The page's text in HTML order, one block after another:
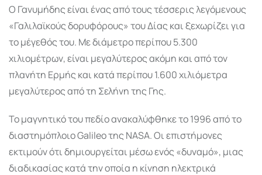
Ο Γανυμήδης είναι ένας από τους τέσσερις λεγόμενους
«Γαλιλαϊκούς δορυφόρους» τουΔίας και ξεχωρίζει για
το μέγεθός του. Με διάμετρο περίπου 5.300
χιλιομέτρων, είναι μεγαλύτερος ακόμη και από τον
πλανήτη Ερμής και κατά περίπου 1.600 χιλιόμετρα
μεγαλύτερος από τη Σελήνη της Γης.
Το μαγνητικό του πεδίο ανακαλύφθηκε το 1996 από το
διαστημόπλοιοGalileoτης NASA. Οι επιστήμονες
εκτιμούν ότι δημιουργείται μέσω ενός «δυναμό», μιας
διαδικασίας κατά την οποία η κίνηση ηλεκτρικά